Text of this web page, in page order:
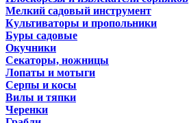
Мелкий садовый инструмент
Культиваторы и пропольники
Буры садовые
Окучники
Секаторы, ножницы
Лопаты и мотыги
Серпы и косы
Вилы и тяпки
Черенки